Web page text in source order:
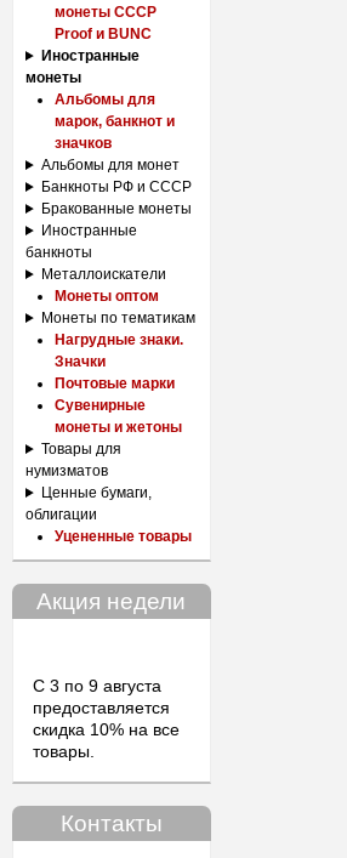
монеты СССР
Proof и BUNC
Иностранные
монеты
Альбомы для
марок, банкнот и
значков
Альбомы для монет
Банкноты РФ и СССР
Бракованные монеты
Иностранные
банкноты
Металлоискатели
Монеты оптом
Монеты по тематикам
Нагрудные знаки.
Значки
Почтовые марки
Сувенирные
монеты и жетоны
Товары для
нумизматов
Ценные бумаги,
облигации
Уцененные товары
Акция недели
С 3 по 9 августа
предоставляется
скидка 10% на все
товары.
Контакты